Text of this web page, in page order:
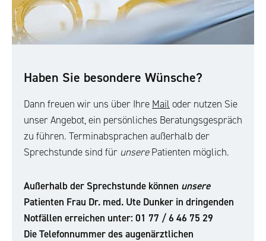
Haben Sie besondere Wünsche?
Dann freuen wir uns über Ihre Mail oder nutzen Sie
unser Angebot, ein persönliches Beratungsgespräch
zu führen. Terminabsprachen außerhalb der
Sprechstunde sind für unserePatienten möglich.
Außerhalb der Sprechstunde können unsere
Patienten Frau Dr. med. Ute Dunker in dringenden
Notfällen erreichen unter: 01 77 / 6 46 75 29
Die Telefonnummer des augenärztlichen